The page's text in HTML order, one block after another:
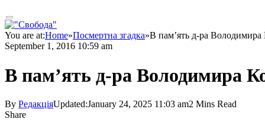
You are at:Home»Посмертна згадка»В пам’ять д-ра Володимира
September 1, 2016 10:59 am
В пам’ять д-ра Володимира
By РедакціяUpdated:January 24, 2025 11:03 am2 Mins Read
Share